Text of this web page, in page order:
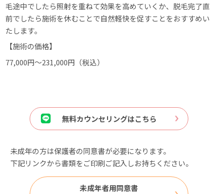
毛途中でしたら照射を重ねて効果を高めていくか、脱毛完了直
前でしたら施術を休むことで自然軽快を促すことをおすすめい
たします。
【施術の価格】
77,000円～231,000円（税込）
無料カウンセリングはこちら
未成年の方は保護者の同意書が必要になります。
下記リンクから書類をご印刷ご記入しお持ちください。
未成年者用同意書